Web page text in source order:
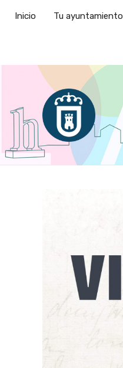
Inicio Tu ayuntamiento